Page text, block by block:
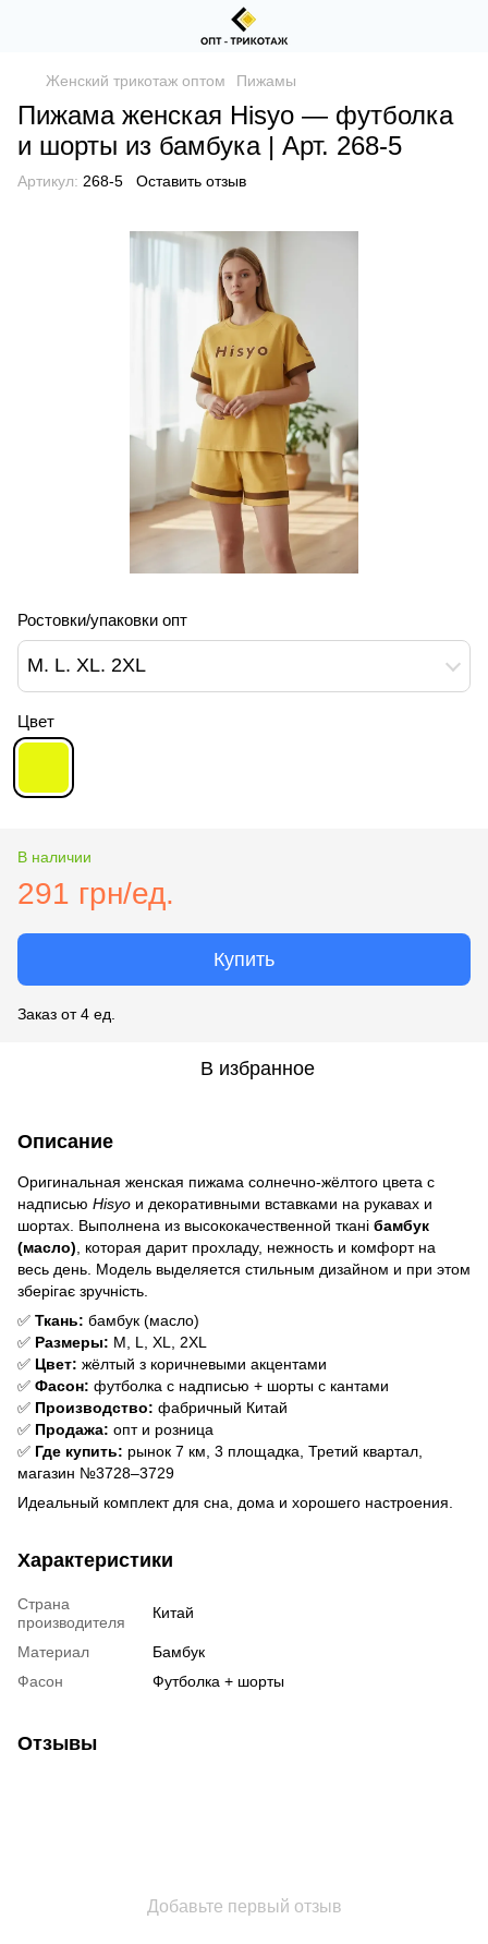
Женский трикотаж оптом Пижамы
Пижама женская Hisyo — футболка
и шорты из бамбука | Арт. 268-5
Артикул: 268-5 Оставить отзыв
Ростовки/упаковки опт
M. L. XL. 2XL
Цвет
В наличии
291 грн/ед.
Купить
Заказ от 4 ед.
В избранное
Описание
Оригинальная женская пижама солнечно-жёлтого цвета с
надписью Hisyo и декоративными вставками на рукавах и
шортах. Выполнена из высококачественной ткані бамбук
(масло) , которая дарит прохладу, нежность и комфорт на
весь день. Модель выделяется стильным дизайном и при этом
зберігає зручність.
✅ Ткань: бамбук (масло)
✅ Размеры: M, L, XL, 2XL
✅ Цвет: жёлтый з коричневыми акцентами
✅ Фасон: футболка с надписью + шорты с кантами
✅ Производство: фабричный Китай
✅ Продажа: опт и розница
✅ Где купить: рынок 7 км, 3 площадка, Третий квартал,
магазин №3728–3729
Идеальный комплект для сна, дома и хорошего настроения.
Характеристики
Страна
производителя
Китай
Материал
Бамбук
Фасон
Футболка + шорты
Отзывы
Добавьте первый отзыв